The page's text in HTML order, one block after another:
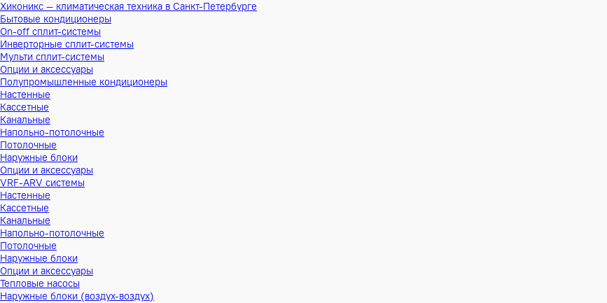
Хиконикс — климатическая техника в Санкт-Петербурге
Бытовые кондиционеры
On-off сплит-системы
Инверторные сплит-системы
Мульти сплит-системы
Опции и аксессуары
Полупромышленные кондиционеры
Настенные
Кассетные
Канальные
Напольно-потолочные
Потолочные
Наружные блоки
Опции и аксессуары
VRF-ARV системы
Настенные
Кассетные
Канальные
Напольно-потолочные
Потолочные
Наружные блоки